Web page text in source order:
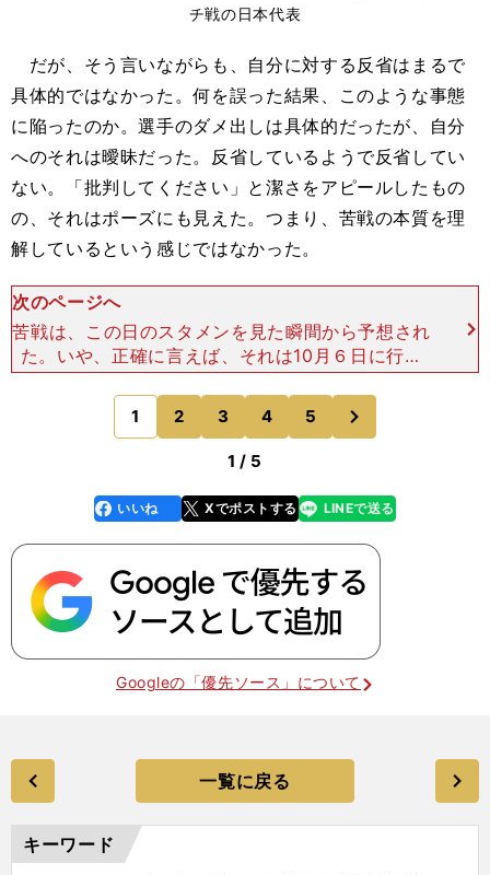
チ戦の日本代表
だが、そう言いながらも、自分に対する反省はまるで
具体的ではなかった。何を誤った結果、このような事態
に陥ったのか。選手のダメ出しは具体的だったが、自分
へのそれは曖昧だった。反省しているようで反省してい
ない。「批判してください」と潔さをアピールしたもの
の、それはポーズにも見えた。つまり、苦戦の本質を理
解しているという感じではなかった。
次のページへ
苦戦は、この日のスタメンを見た瞬間から予想され
た。いや、正確に言えば、それは10月６日に行な
われたニュージーランド戦のスタメンを見た瞬間か
ら、になる。 ニュージーランドとハイチ、強そう
なのはどちらか。
1 2 3 4 5
のページへ
1 / 5
faceboo
k
いいね Xでポストする
line LINEで送る
Googleの「優先ソース」について
一覧に戻る
キーワード